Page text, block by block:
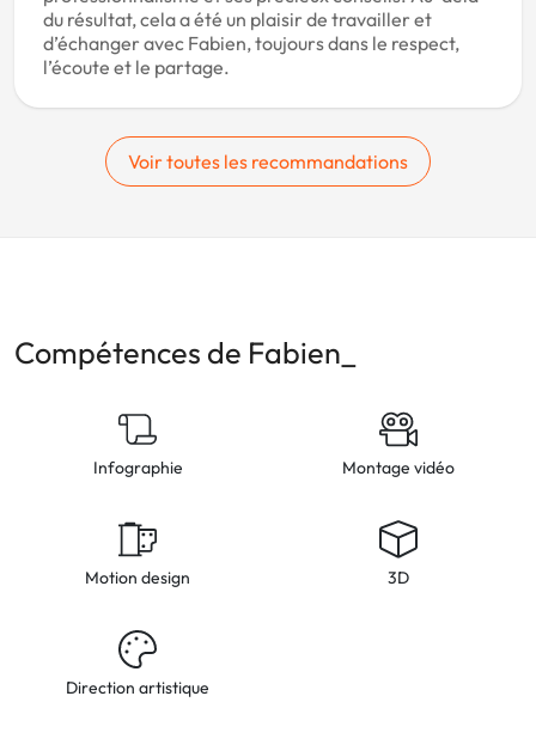
du résultat, cela a été un plaisir de travailler et
d’échanger avec Fabien, toujours dans le respect,
l’écoute et le partage.
Voir toutes les recommandations
Compétences de Fabien_
Infographie Montage vidéo
Motion design 3D
Direction artistique